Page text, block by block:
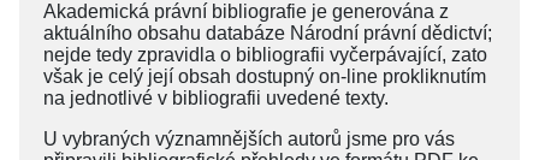
Akademická právní bibliografie je generována z
aktuálního obsahu databáze Národní právní dědictví;
nejde tedy zpravidla o bibliografii vyčerpávající, zato
však je celý její obsah dostupný on-line prokliknutím
na jednotlivé v bibliografii uvedené texty.
U vybraných významnějších autorů jsme pro vás